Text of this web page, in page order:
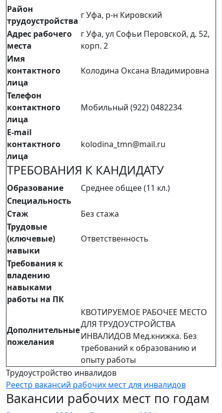
Район
трудоустройства
г Уфа, р-н Кировский
Адрес рабочего
места
г Уфа, ул Софьи Перовской, д. 52,
корп. 2
Имя
контактного
лица
Колодина Оксана Владимировна
Телефон
контактного
лица
Мобильный (922) 0482234
E-mail
контактного
лица
kolodina_tmn@mail.ru
ТРЕБОВАНИЯ К КАНДИДАТУ
Образование
Среднее общее (11 кл.)
Специальность
Стаж
Без стажа
Трудовые
(ключевые)
навыки
Ответственность
Требования к
владению
навыками
работы на ПК
Дополнительные
пожелания
КВОТИРУЕМОЕ РАБОЧЕЕ МЕСТО
ДЛЯ ТРУДОУСТРОЙСТВА
ИНВАЛИДОВ Мед.книжка. Без
требований к образованию и
опыту работы
Трудоустройство инвалидов
Реестр вакансий рабочих мест для инвалидов
Вакансии рабочих мест по годам